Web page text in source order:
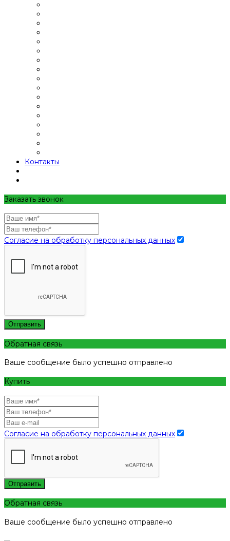
Контакты
Заказать звонок
Согласие на обработку персональных данных
Отправить
Обратная связь
Ваше сообщение было успешно отправлено
Купить
Согласие на обработку персональных данных
Отправить
Обратная связь
Ваше сообщение было успешно отправлено